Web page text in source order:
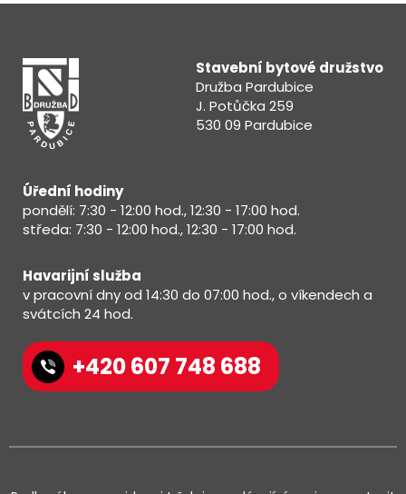
Stavební bytové družstvo
Družba Pardubice
J. Potůčka 259
530 09 Pardubice
Úřední hodiny
pondělí: 7:30 - 12:00 hod., 12:30 - 17:00 hod.
středa: 7:30 - 12:00 hod., 12:30 - 17:00 hod.
Havarijní služba
v pracovní dny od 14:30 do 07:00 hod., o víkendech a
svátcích 24 hod.
+420 607 748 688